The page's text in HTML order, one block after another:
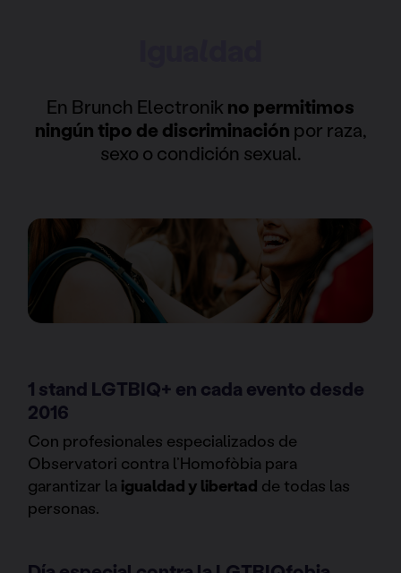
En Brunch Electronik no permitimos
ningún tipo de discriminación por raza,
sexo o condición sexual.
1 stand LGTBIQ+ en cada evento desde
2016
Con profesionales especializados de
Observatori contra l’Homofòbia para
garantizar la igualdad y libertad de todas las
personas.